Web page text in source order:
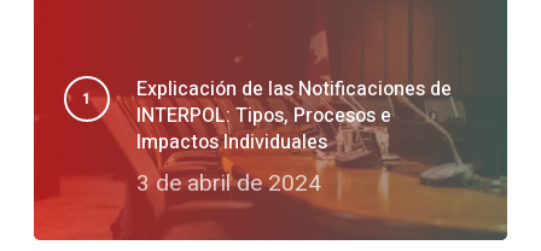
Explicación de las Notificaciones de
INTERPOL: Tipos, Procesos e
Impactos Individuales
3 de abril de 2024